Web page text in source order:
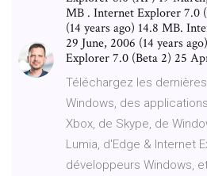
MB . Internet Explorer 7.0
(14 years ago) 14.8 MB.
29 June, 2006 (14 years
Explorer 7.0 (Beta 2) 25
Téléchargez les
Windows, des
Xbox, de Skype, de
Lumia, d'Edge & Internet
développeurs Windows,